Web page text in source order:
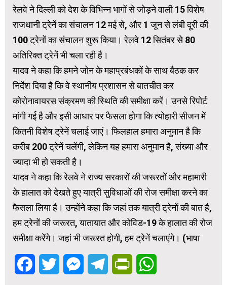
रेलवे ने दिल्ली को देश के विभिन्न भागों से जोड़ने वाली 15 विशेष
राजधानी ट्रेनें का संचालन 12 मई से, और 1 जून से लंबी दूरी की
100 ट्रेनों का संचालन शुरू किया। रेलवे 12 सितंबर से 80
अतिरिक्त ट्रेनें भी चला रही है।
यादव ने कहा कि हमने जोन के महाप्रबंधकों के साथ बैठक कर
निर्देश दिया है कि वे स्थानीय प्रशासन से बातचीत कर
कोरोनावायरस संक्रमण की स्थिति की समीक्षा करें। उनसे रिपोर्ट
मांगी गई है और इसी आधार पर फैसला होगा कि त्योहारी सीजन में
कितनी विशेष ट्रेनें चलाई जाएं। फिलहाल हमारा अनुमान है कि
करीब 200 ट्रेनें चलेंगी, लेकिन यह हमारा अनुमान है, संख्या और
ज्यादा भी हो सकती है।
यादव ने कहा कि रेलवे ने राज्य सरकारों की जरूरतों और महामारी
के हालात को देखते हुए यात्री सुविधाओं की रोज समीक्षा करने का
फैसला लिया है। उन्होंने कहा कि जहां तक यात्री ट्रेनों की बात है,
हम ट्रेनों की जरूरत, यातायात और कोविड-19 के हालात की रोज
समीक्षा करेंगे। जहां भी जरूरत होगी, हम ट्रेनें चलाएंगे। (भाषा
FacebookTwitter MessengerTelegramPrintFriendly